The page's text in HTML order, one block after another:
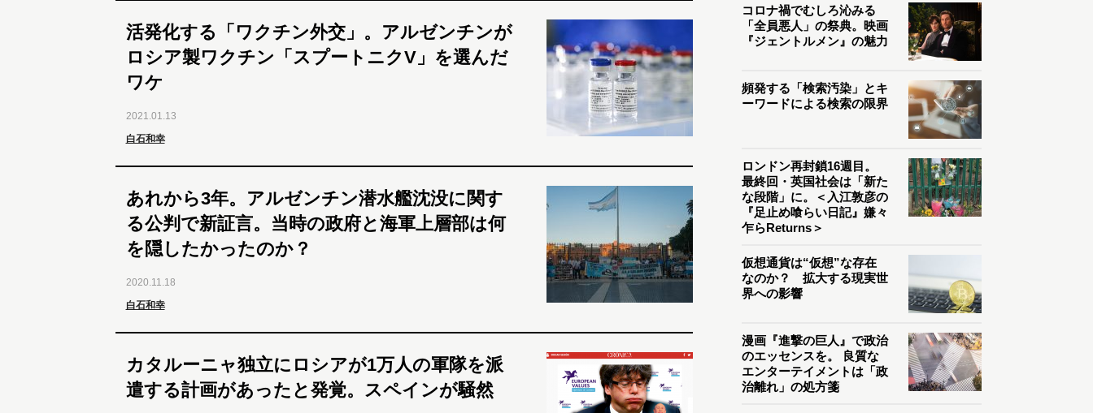
活発化する「ワクチン外交」。アルゼンチンが
ロシア製ワクチン「スプートニクV」を選んだ
ワケ
2021.01.13
白石和幸
あれから3年。アルゼンチン潜水艦沈没に関す
る公判で新証言。当時の政府と海軍上層部は何
を隠したかったのか？
2020.11.18
白石和幸
カタルーニャ独立にロシアが1万人の軍隊を派
遣する計画があったと発覚。スペインが騒然
コロナ禍でむしろ沁みる
「全員悪人」の祭典。映画
『ジェントルメン』の魅力
頻発する「検索汚染」とキ
ーワードによる検索の限界
ロンドン再封鎖16週目。
最終回・英国社会は「新た
な段階」に。＜入江敦彦の
『足止め喰らい日記』嫌々
乍らReturns＞
仮想通貨は“仮想”な存在
なのか？ 拡大する現実世
界への影響
漫画『進撃の巨人』で政治
のエッセンスを。 良質な
エンターテイメントは「政
治離れ」の処方箋